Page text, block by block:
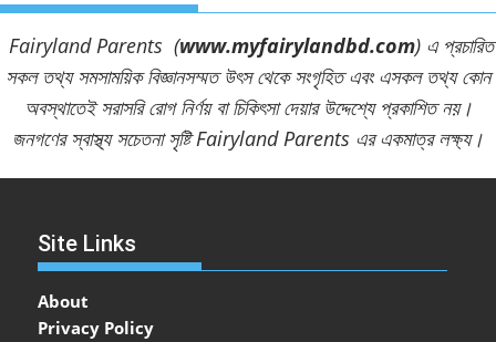
Fairyland Parents (www.myfairylandbd.com) এ প্রচারিত
সকল তথ্য সমসাময়িক বিজ্ঞানসম্মত উৎস থেকে সংগৃহিত এবং এসকল তথ্য কোন
অবস্থাতেই সরাসরি রোগ নির্ণয় বা চিকিৎসা দেয়ার উদ্দেশ্যে প্রকাশিত নয়।
জনগণের স্বাস্থ্য সচেতনা সৃষ্টি Fairyland Parents এর একমাত্র লক্ষ্য।
Site Links
About
Privacy Policy